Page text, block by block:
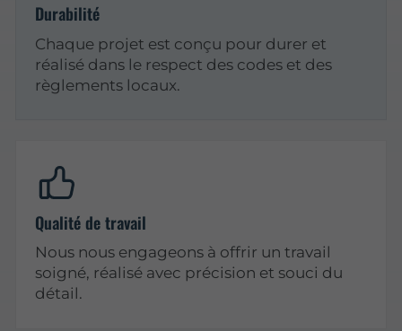
Durabilité
Chaque projet est conçu pour durer et
réalisé dans le respect des codes et des
règlements locaux.
Qualité de travail
Nous nous engageons à offrir un travail
soigné, réalisé avec précision et souci du
détail.